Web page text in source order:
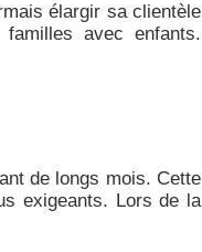
élargir sa clientèle
avec enfants.
de longs mois. Cette
exigeants. Lors de la